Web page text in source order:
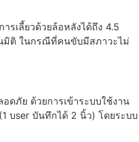
เลี้ยวด้วยล้อหลังได้ถึง 4.5
มิติ ในกรณีที่คนขับมีสภาวะไม่
ดภัย ด้วยการเข้าระบบใช้งาน
บser บันทึกได้ 2 นิ้ว) โดยระบบ